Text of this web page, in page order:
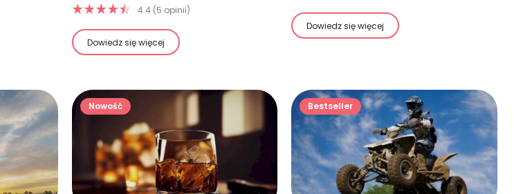
4.4 (5 opinii)
Dowiedz się więcej
Dowiedz się więcej
Nowość Bestseller